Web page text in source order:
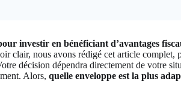
investir en bénéficiant d’avantages
clair, nous avons rédigé cet article complet,
décision dépendra directement de votre
Alors, quelle enveloppe est la plus